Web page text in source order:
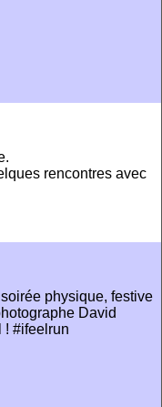
rencontres avec
physique, festive
David
! #ifeelrun